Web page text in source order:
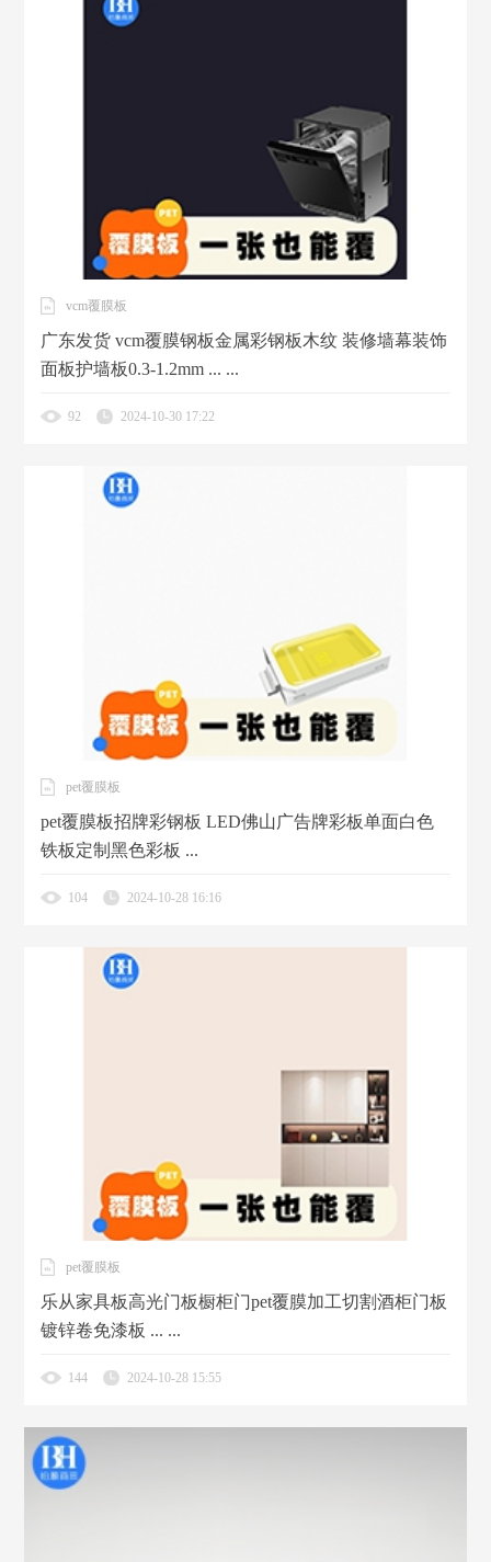
vcm覆膜板
广东发货 vcm覆膜钢板金属彩钢板木纹 装修墙幕装饰
面板护墙板0.3-1.2mm ... ...
92 2024-10-30 17:22
pet覆膜板
pet覆膜板招牌彩钢板 LED佛山广告牌彩板单面白色
铁板定制黑色彩板 ...
104 2024-10-28 16:16
pet覆膜板
乐从家具板高光门板橱柜门pet覆膜加工切割酒柜门板
镀锌卷免漆板 ... ...
144 2024-10-28 15:55